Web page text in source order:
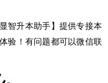
显智升本助手】提供专接本
验！有问题都可以微信联